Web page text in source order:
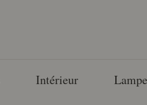
Intérieur